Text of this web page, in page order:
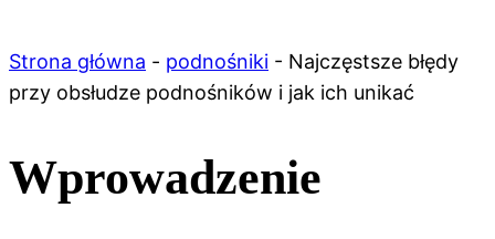
Strona główna - podnośniki - Najczęstsze błędy
przy obsłudze podnośników i jak ich unikać
Wprowadzenie